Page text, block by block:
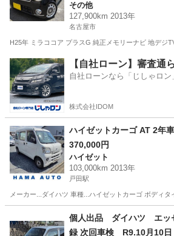
その他
127,900km 2013年
名古屋市
H25年 ミラココア プラスG 純正メモリーナビ 地デジ
愛知 名古屋市 その他
【自社ローン】審査通
自社ローンなら「じしゃロ
株式会社IDOM
ハイゼットカーゴ AT 2年
370,000円
ハイゼット
103,000km 2013年
戸田駅
メーカー...ダイハツ 車種...ハイゼットカーゴ ボディ
戸田駅 ハイゼット
個人出品 ダイハツ エッセ L235 AT